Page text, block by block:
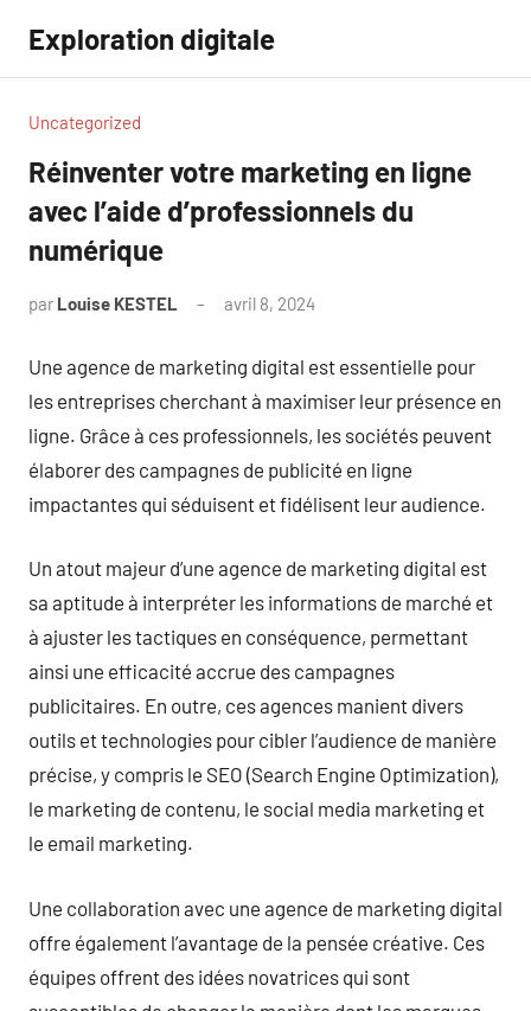
contenu
Exploration digitale
Uncategorized
Réinventer votre marketing en ligne
avec l’aide d’professionnels du
numérique
par Louise KESTEL avril 8, 2024
Une agence de marketing digital est essentielle pour
les entreprises cherchant à maximiser leur présence en
ligne. Grâce à ces professionnels, les sociétés peuvent
élaborer des campagnes de publicité en ligne
impactantes qui séduisent et fidélisent leur audience.
Un atout majeur d’une agence de marketing digital est
sa aptitude à interpréter les informations de marché et
à ajuster les tactiques en conséquence, permettant
ainsi une efficacité accrue des campagnes
publicitaires. En outre, ces agences manient divers
outils et technologies pour cibler l’audience de manière
précise, y compris le SEO (Search Engine Optimization),
le marketing de contenu, le social media marketing et
le email marketing.
Une collaboration avec une agence de marketing digital
offre également l’avantage de la pensée créative. Ces
équipes offrent des idées novatrices qui sont